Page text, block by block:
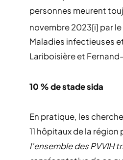
personnes meurent
novembre 2023[i] par le
Maladies infectieuses
Lariboisière et
10 % de stade sida
En pratique, les
11 hôpitaux de la région
l’ensemble des PVVIH